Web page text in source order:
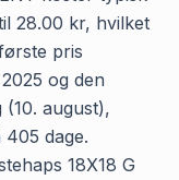
28.00 kr, hvilket
pris
og den
august),
dage.
18X18 G